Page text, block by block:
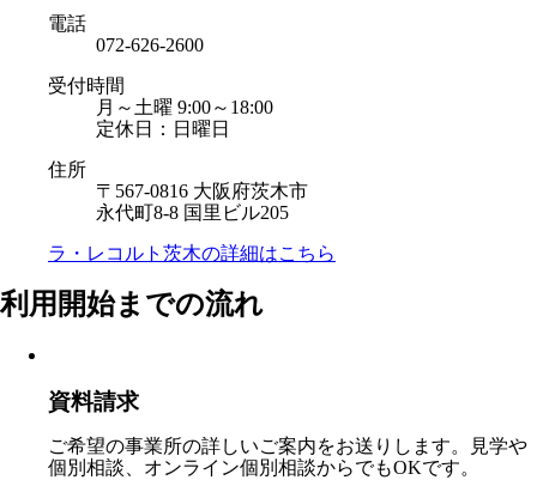
電話
072-626-2600
受付時間
月～土曜 9:00～18:00
定休日：日曜日
住所
〒567-0816 大阪府茨木市
永代町8-8 国里ビル205
ラ・レコルト茨木の詳細はこちら
利用開始までの流れ
資料請求
ご希望の事業所の詳しいご案内をお送りします。見学や
個別相談、オンライン個別相談からでもOKです。